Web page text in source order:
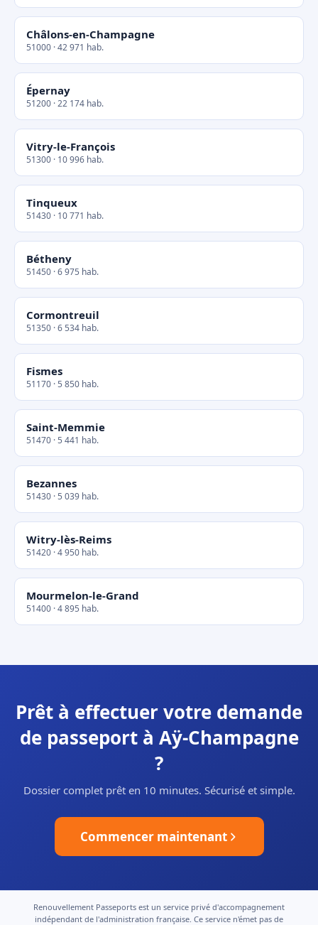
Châlons-en-Champagne
51000 · 42 971 hab.
Épernay
51200 · 22 174 hab.
Vitry-le-François
51300 · 10 996 hab.
Tinqueux
51430 · 10 771 hab.
Bétheny
51450 · 6 975 hab.
Cormontreuil
51350 · 6 534 hab.
Fismes
51170 · 5 850 hab.
Saint-Memmie
51470 · 5 441 hab.
Bezannes
51430 · 5 039 hab.
Witry-lès-Reims
51420 · 4 950 hab.
Mourmelon-le-Grand
51400 · 4 895 hab.
Prêt à effectuer votre demande
de passeport à Aÿ-Champagne
?
Dossier complet prêt en 10 minutes. Sécurisé et simple.
Commencer maintenant
Renouvellement Passeports est un service privé d'accompagnement
indépendant de l'administration française. Ce service n'émet pas de